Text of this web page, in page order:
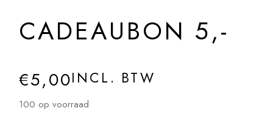
CADEAUBON 5,-
€5,00INCL. BTW
100 op voorraad